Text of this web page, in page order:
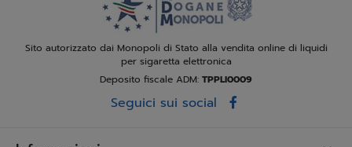
Sito autorizzato dai Monopoli di Stato alla vendita online di liquidi
per sigaretta elettronica
Deposito fiscale ADM: TPPLI0009
Seguici sui social